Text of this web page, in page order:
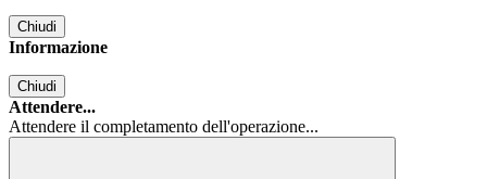
Chiudi
Informazione
Chiudi
Attendere...
Attendere il completamento dell'operazione...